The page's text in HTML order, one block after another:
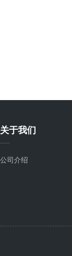
关于我们
公司介绍